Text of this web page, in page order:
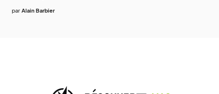
par Alain Barbier